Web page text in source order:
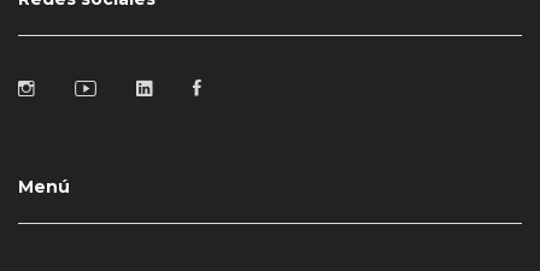
Menú